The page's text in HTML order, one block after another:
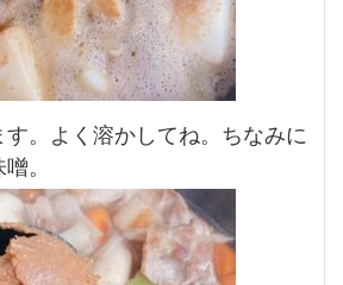
。よく溶かしてね。ちなみに
。